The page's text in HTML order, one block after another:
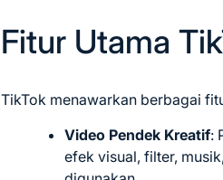
Fitur Utama
TikTok menawarkan berbagai
Video Pendek Kreatif:
efek visual, filter,